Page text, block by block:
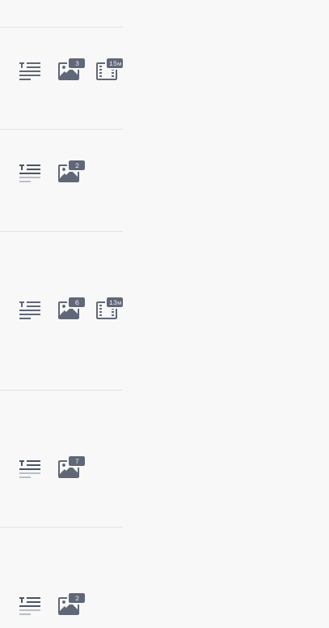
3 15м
2
6 13м
7
2